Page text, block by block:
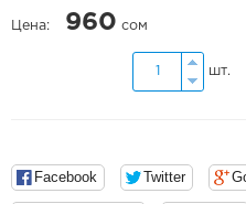
Цена: 960 сом
шт.
Facebook Twitter